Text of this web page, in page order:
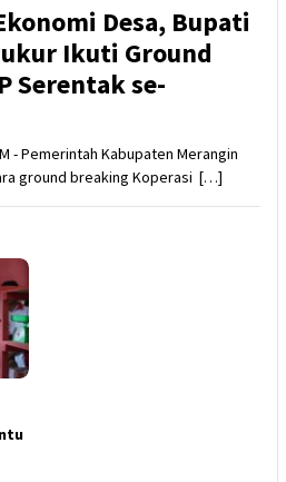
Desa, Bupati
Ikuti Ground
Serentak se-
- Pemerintah Kabupaten Merangin
ground breaking Koperasi […]